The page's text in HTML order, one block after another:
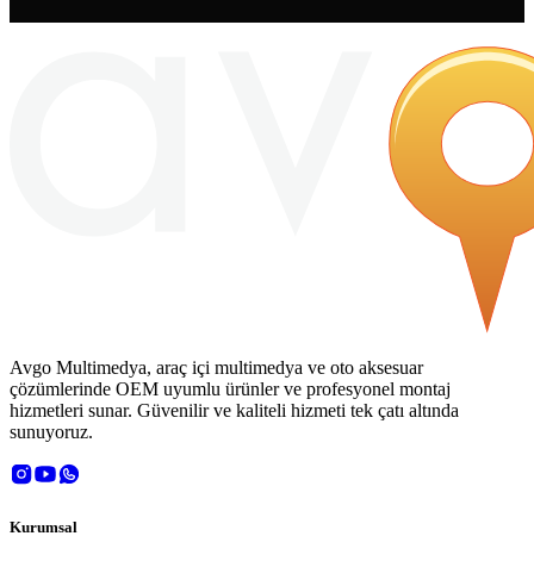
Avgo Multimedya, araç içi multimedya ve oto aksesuar
çözümlerinde OEM uyumlu ürünler ve profesyonel montaj
hizmetleri sunar. Güvenilir ve kaliteli hizmeti tek çatı altında
sunuyoruz.
Kurumsal